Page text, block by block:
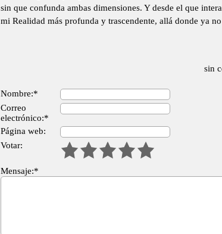
sin que confunda ambas dimensiones. Y desde el que
mi Realidad más profunda y trascendente, allá donde ya
sin
Nombre:*
Correo
electrónico:*
Página web:
Votar:
Mensaje:*